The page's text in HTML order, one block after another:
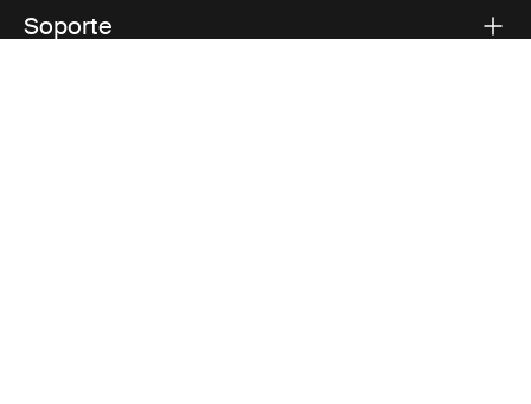
Soporte